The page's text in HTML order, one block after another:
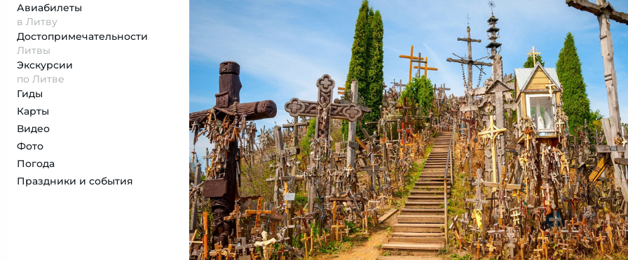
Авиабилеты
в Литву
Достопримеча­тельности
Литвы
Экскурсии
по Литве
Гиды
Карты
Видео
Фото
Погода
Праздники и события